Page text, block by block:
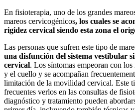
En fisioterapia, uno de los grandes
mareos cervicogénicos, los cuales se
rigidez cervical siendo esta zona el
Las personas que sufren este tipo de
una disfunción del sistema vestibular
cervical. Los síntomas empeoran con
y el cuello y se acompañan
limitación de la movilidad cervical. Este
frecuentes verlos en las consultas de
diagnóstico y tratamiento pueden